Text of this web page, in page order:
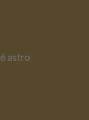
astro